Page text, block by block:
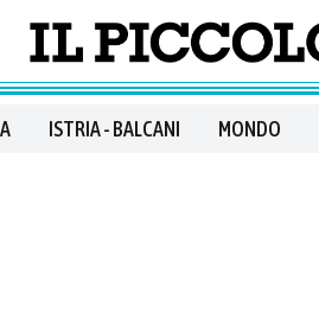
ISTRIA - BALCANI MONDO